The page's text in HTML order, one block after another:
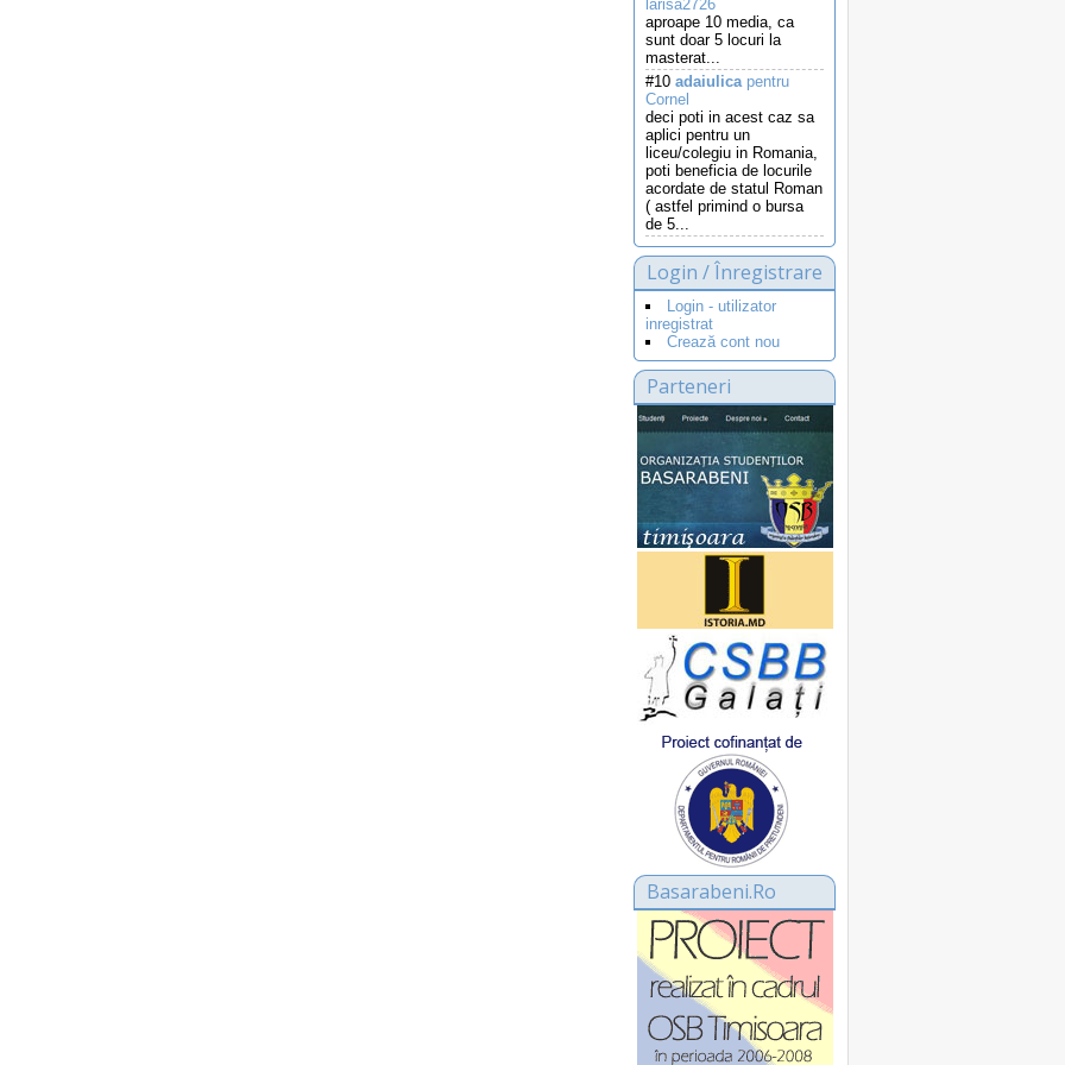
larisa2726
aproape 10 media, ca
sunt doar 5 locuri la
masterat...
#10 adaiulicapentru
Cornel
deci poti in acest caz sa
aplici pentru un
liceu/colegiu in Romania,
poti beneficia de locurile
acordate de statul Roman
( astfel primind o bursa
de 5...
Login / Înregistrare
Login - utilizator
inregistrat
Crează cont nou
Parteneri
Basarabeni.Ro